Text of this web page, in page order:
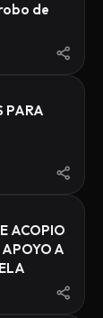
de
PARA
ACOPIO
APOYO A